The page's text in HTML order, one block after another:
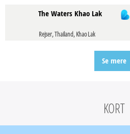
The Waters Khao Lak
Rejser, Thailand, Khao Lak
Se mere
KORT